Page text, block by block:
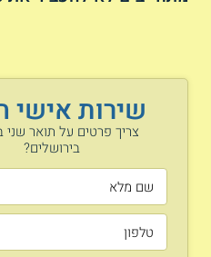
שירות אישי
צריך פרטים על תואר שני
בירושלים?